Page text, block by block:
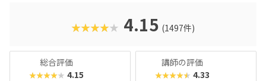
クに慣れている今の子どもでも、「安っぽい」「子どもっぽ
い」と思わず勉強に取り組めるでしょう。学習結果は通信簿
★★★★★ 4.15 (1497件)
総合評価
★★★★★ 4.15
講師の評価
★★★★★ 4.33